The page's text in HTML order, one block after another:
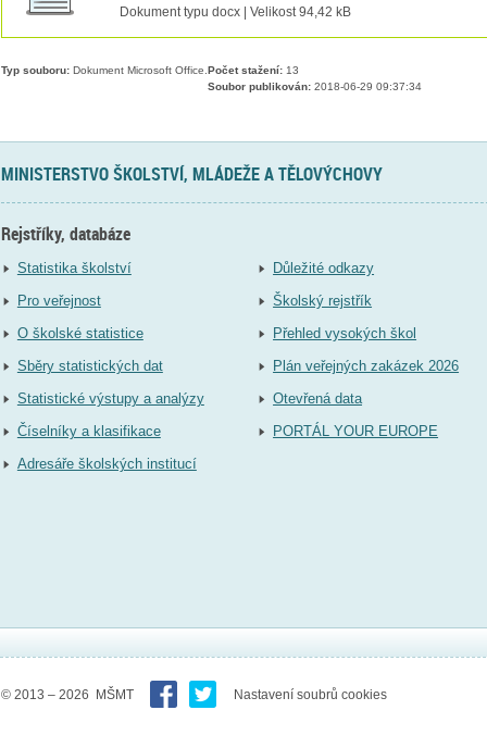
Dokument typu docx | Velikost 94,42 kB
Typ souboru:Dokument Microsoft Office. Počet stažení:13
Soubor publikován:2018-06-29 09:37:34
MINISTERSTVO ŠKOLSTVÍ, MLÁDEŽE A TĚLOVÝCHOVY
Rejstříky, databáze
Statistika školství
Pro veřejnost
O školské statistice
Sběry statistických dat
Statistické výstupy a analýzy
Číselníky a klasifikace
Adresáře školských institucí
Důležité odkazy
Školský rejstřík
Přehled vysokých škol
Plán veřejných zakázek 2026
Otevřená data
PORTÁL YOUR EUROPE
© 2013 – 2026 MŠMT Nastavení soubrů cookies